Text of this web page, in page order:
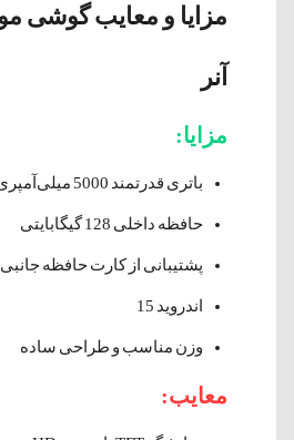
آنر
مزایا:
باتری قدرتمند 5000 میلی‌آمپری
حافظه داخلی 128 گیگابایتی
پشتیبانی از کارت حافظه جانبی
اندروید 15
وزن مناسب و طراحی ساده
معایب: